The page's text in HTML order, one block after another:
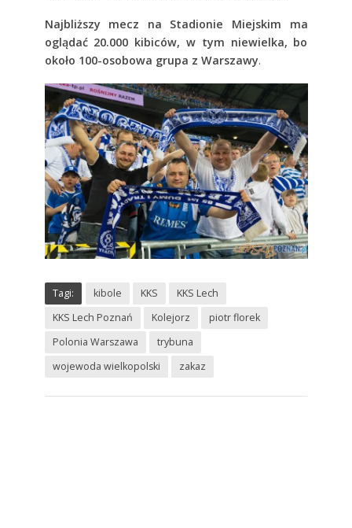
Najbliższy mecz na Stadionie Miejskim ma
oglądać 20.000 kibiców, w tym niewielka, bo
około 100-osobowa grupa z Warszawy.
Tagi: kibole KKS
KKS Lech
KKS Lech Poznań
Kolejorz
piotr florek
Polonia Warszawa
trybuna
wojewoda wielkopolski
zakaz